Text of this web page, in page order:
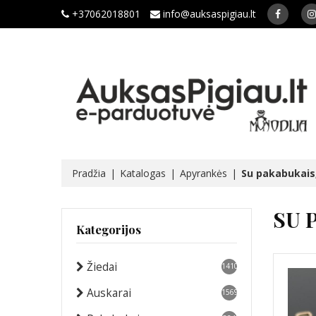
+37062018801 info@auksaspigiau.lt
Pradžia Katalogas Apyrankės Su
Kategorijos
Žiedai 1410
Auskarai 1569
SU